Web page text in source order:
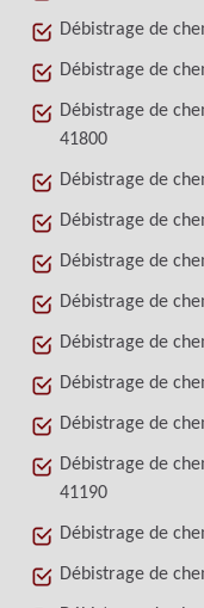
Débistrage de
Débistrage de
Débistrage de
41800
Débistrage de
Débistrage de
Débistrage de
Débistrage de
Débistrage de
Débistrage de
Débistrage de
Débistrage de
41190
Débistrage de
Débistrage de